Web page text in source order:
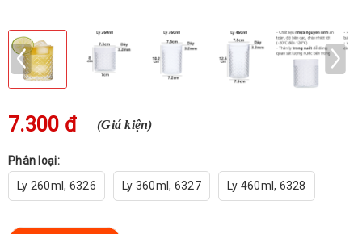
7.300 đ (Giá kiện)
Phân loại:
Ly 260ml, 6326
Ly 360ml, 6327 Ly 460ml, 6328